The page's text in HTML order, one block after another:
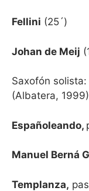
Fellini (25´)
Johan de Meij
Saxofón solista:
(Albatera, 1999)
Españoleando,
Manuel Berná
Templanza,